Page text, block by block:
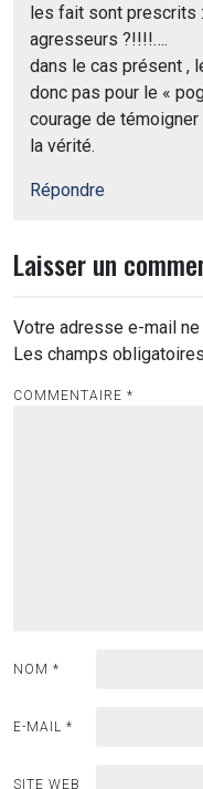
les fait sont prescrits
agresseurs ?!!!!….
dans le cas présent ,
donc pas pour le «
courage de
la vérité.
Répondre
Laisser un
Votre adresse e-mail
Les champs
COMMENTAIRE *
NOM *
E-MAIL *
SITE WEB